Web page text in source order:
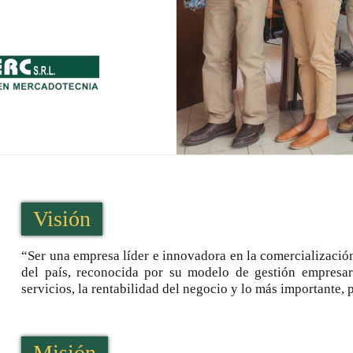
Visión
“Ser una empresa líder e innovadora en la
del país, reconocida por su modelo de gestión
servicios, la rentabilidad del negocio y lo más importante,